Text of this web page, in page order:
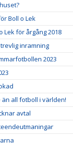
Boll o Lek
Lek för årgång 2018
inramning
2023
all fotboll i världen!
avtal